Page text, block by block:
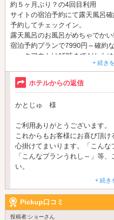
約５ヶ月ぶり？の4回目利用
サイトの宿泊予約にて露天風呂
予約してチェックイン。
露天風呂のお風呂がめちゃでか
宿泊予約プランで7990円～確約
ェックアウトは15時までだから
フードも美味しかったしアメニテ
ウォーターサーバーもありました
浴剤入れて楽しみました。
しかし欠点はフロントにある無
ンプーリンスとボディソープと
ン時は洗顔フォームがなく、シ
種類がめちゃくちゃ少なかった
かなと思います。中身も残り少
けるとありがたい。次の人がチ
する為のポイントなのでそこだ
また行く機会があれば利用させ
+ 続き
ホテルからの返信
かとじゅ 様
ご利用ありがとうございます。
これからもお客様にお喜び頂
心掛けてまいります。「こんな
「こんなプランうれし～」等
い。
ご指摘頂いたレンタルに関し
改善してまいります。ご指摘
またのお越しをお待ちしており
+ 続き
Pickup口コミ
投稿者:ショーさん